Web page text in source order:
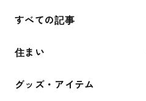
すべての記事
住まい
グッズ・アイテム